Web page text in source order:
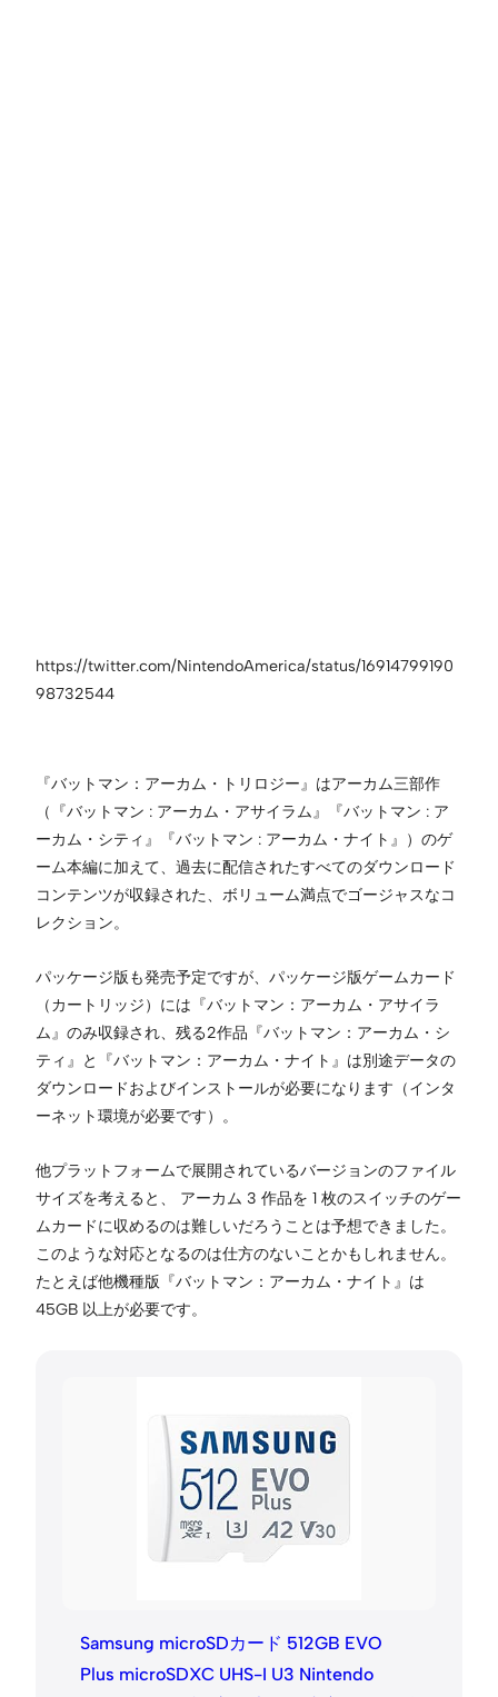
https://twitter.com/NintendoAmerica/status/16914799190
98732544
『バットマン：アーカム・トリロジー』はアーカム三部作
（『バットマン : アーカム・アサイラム』『バットマン : ア
ーカム・シティ』『バットマン : アーカム・ナイト』）のゲ
ーム本編に加えて、過去に配信されたすべてのダウンロード
コンテンツが収録された、ボリューム満点でゴージャスなコ
レクション。
パッケージ版も発売予定ですが、パッケージ版ゲームカード
（カートリッジ）には『バットマン：アーカム・アサイラ
ム』のみ収録され、残る2作品『バットマン：アーカム・シ
ティ』と『バットマン：アーカム・ナイト』は別途データの
ダウンロードおよびインストールが必要になります（インタ
ーネット環境が必要です）。
他プラットフォームで展開されているバージョンのファイル
サイズを考えると、 アーカム 3 作品を 1 枚のスイッチのゲー
ムカードに収めるのは難しいだろうことは予想できました。
このような対応となるのは仕方のないことかもしれません。
たとえば他機種版『バットマン：アーカム・ナイト』は
45GB 以上が必要です。
Samsung microSDカード 512GB EVO
Plus microSDXC UHS-I U3 Nintendo